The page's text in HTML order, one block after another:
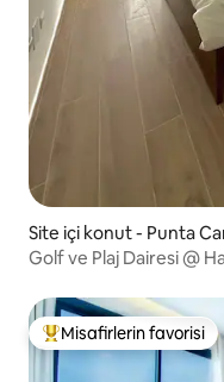
Site içi konut - Punta
Golf ve Plaj Dairesi @
Misafirlerin
Misafirlerin favorisi